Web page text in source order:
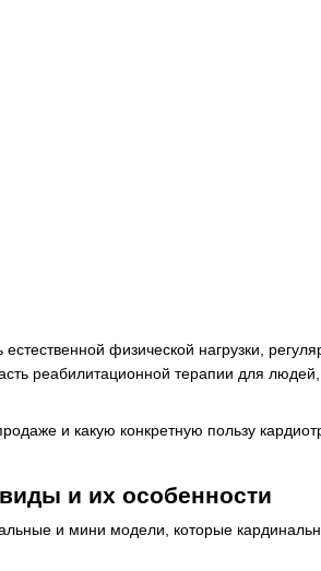
физической нагрузки,
реабилитационной терапии для людей,
и какую конкретную пользу
и их особенности
и мини модели, которые